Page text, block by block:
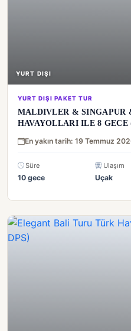
YURT DIŞI
YURT DIŞI PAKET TUR
MALDIVLER & SINGAPUR
HAVAYOLLARI ILE 8
En yakın tarih: 19 Temmuz
Süre
10 gece
Ulaşım
Uçak